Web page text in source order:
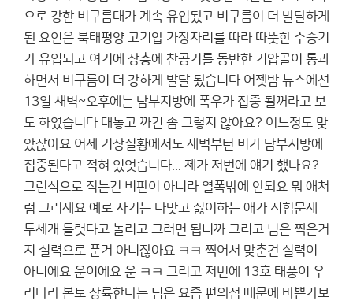
으로 강한 비구름대가 계속 유입됬고 비구름이 더 발달하게
된 요인은 북태평양 고기압 가장자리를 따라 따뜻한 수증기
가 유입되고 여기에 상층에 찬공기를 동반한 기압골이 통과
하면서 비구름이 더 강하게 발달 됬습니다 어젯밤 뉴스에선
13일 새벽~오후에는 남부지방에 폭우가 집중 될꺼라고 보
도 하였습니다 대놓고 까긴 좀 그렇지 않아요? 어느정도 맞
았잖아요 어제 기상실황에서도 새벽부턴 비가 남부지방에
집중된다고 적혀 있엇습니다... 제가 저번에 얘기 했나요?
그런식으로 적는건 비판이 아니라 열폭밖에 안되요 뭐 애처
럼 그러세요 예로 자기는 다맞고 싫어하는 애가 시험문제
두세개 틀렷다고 놀리고 그러면 됩니까 그리고 님은 찍은거
지 실력으로 푼거 아니잖아요 ㅋㅋ 찍어서 맞춘건 실력이
아니에요 운이에요 운 ㅋㅋ 그리고 저번에 13호 태풍이 우
리나라 본토 상륙한다는 님은 요즘 편의점 때문에 바쁜가보